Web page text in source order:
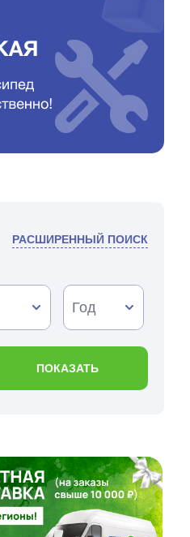
РАСШИРЕННЫЙ ПОИСК
Год
ПОКАЗАТЬ